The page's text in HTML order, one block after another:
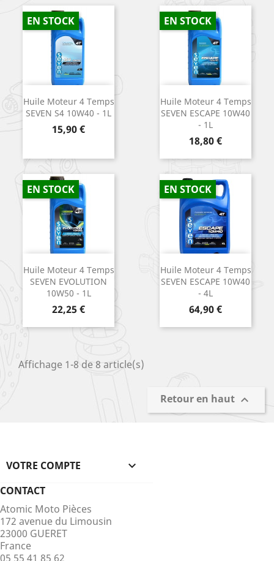
Huile Moteur 4 Temps
SEVEN S4 10W40 - 1L
Prix
15,90 €
EN STOCK
Huile Moteur 4 Temps
SEVEN ESCAPE 10W40
- 1L
Prix
18,80 €
EN STOCK
Huile Moteur 4 Temps
SEVEN EVOLUTION
10W50 - 1L
Prix
22,25 €
EN STOCK
Huile Moteur 4 Temps
SEVEN ESCAPE 10W40
- 4L
Prix
64,90 €
EN STOCK
Affichage 1-8 de 8 article(s)
Retour en haut 
VOTRE COMPTE 
CONTACT
Atomic Moto Pièces
172 avenue du Limousin
23000 GUERET
France
05 55 41 85 62